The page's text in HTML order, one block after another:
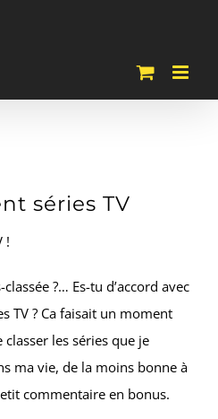
séries TV
!
?… Es-tu d’accord avec
TV ? Ca faisait un moment
les séries que je
ma vie, de la moins bonne à
commentaire en bonus.